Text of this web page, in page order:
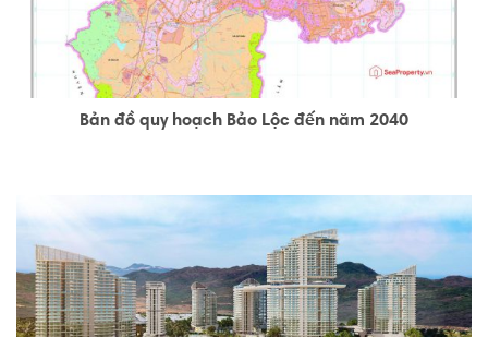
Bản đồ quy hoạch Bảo Lộc đến năm 2040